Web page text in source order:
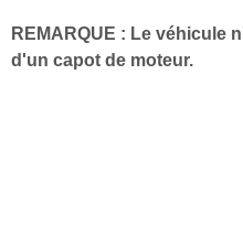
REMARQUE : Le véhicule
d'un capot de moteur.